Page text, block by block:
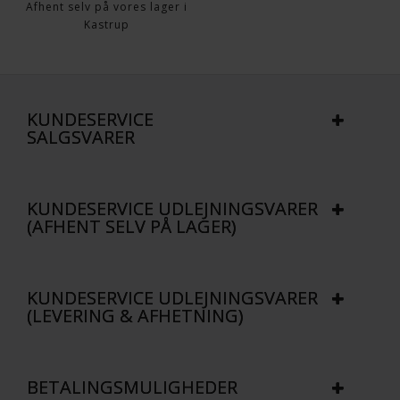
Afhent selv på vores lager i
Kastrup
KUNDESERVICE
SALGSVARER
KUNDESERVICE UDLEJNINGSVARER
(AFHENT SELV PÅ LAGER)
KUNDESERVICE UDLEJNINGSVARER
(LEVERING & AFHETNING)
BETALINGSMULIGHEDER